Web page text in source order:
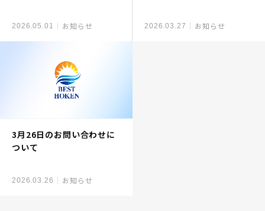
2026.05.01 お知らせ 2026.03.27 お知らせ
3月26日のお問い合わせに
ついて
2026.03.26 お知らせ